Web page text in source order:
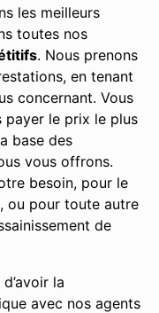
les meilleurs
toutes nos
. Nous prenons
en tenant
concernant. Vous
payer le prix le plus
base des
vous offrons.
besoin, pour le
ou pour toute autre
de
la
avec nos agents